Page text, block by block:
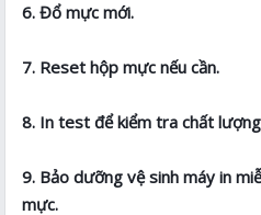
6. Đổ mực mới.
7. Reset hộp mực nếu cần.
8. In test để kiểm tra chất
9. Bảo dưỡng vệ sinh máy in
mực.